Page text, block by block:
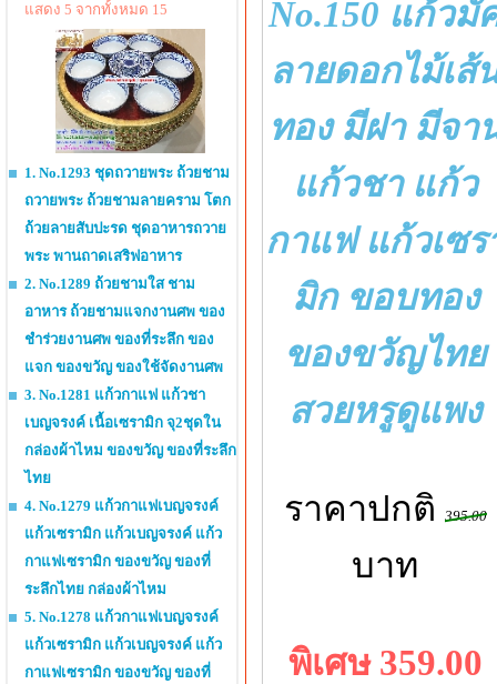
แสดง 5 จากทั้งหมด 15
1. No.1293 ชุดถวายพระ ถ้วยชาม
ถวายพระ ถ้วยชามลายคราม โตก
ถ้วยลายสับปะรด ชุดอาหารถวาย
พระ พานถาดเสริฟอาหาร
2. No.1289 ถ้วยชามใส ชาม
อาหาร ถ้วยชามแจกงานศพ ของ
ชำร่วยงานศพ ของที่ระลึก ของ
แจก ของขวัญ ของใช้จัดงานศพ
3. No.1281 แก้วกาแฟ แก้วชา
เบญจรงค์ เนื้อเซรามิก จุ2ชุดใน
กล่องผ้าไหม ของขวัญ ของที่ระลึก
ไทย
4. No.1279 แก้วกาแฟเบญจรงค์
แก้วเซรามิก แก้วเบญจรงค์ แก้ว
กาแฟเซรามิก ของขวัญ ของที่
ระลึกไทย กล่องผ้าไหม
5. No.1278 แก้วกาแฟเบญจรงค์
แก้วเซรามิก แก้วเบญจรงค์ แก้ว
กาแฟเซรามิก ของขวัญ ของที่
No.150 แก้วมั
ลายดอกไม้เส้
ทอง มีฝา มีจา
แก้วชา แก้ว
กาแฟ แก้วเซร
มิก ขอบทอง
ของขวัญไทย
สวยหรูดูแพง
ราคาปกติ 395.00
บาท
พิเศษ 359.00